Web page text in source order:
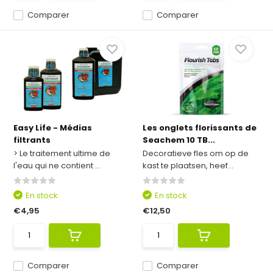
Comparer Comparer
Easy Life - Médias
filtrants
> Le traitement ultime de
l'eau qui ne contient ...
Comparer
En stock
€4,95
Les onglets florissants de
Seachem 10 TB...
Decoratieve fles om op de
kast te plaatsen, heef...
Comparer
En stock
€12,50